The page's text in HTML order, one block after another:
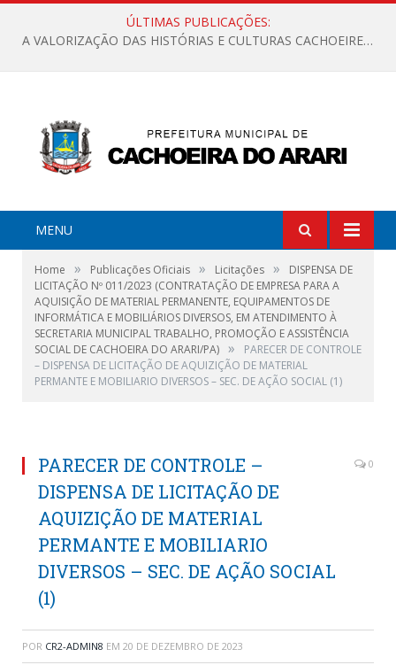
ÚLTIMAS PUBLICAÇÕES:
A VALORIZAÇÃO DAS HISTÓRIAS E CULTURAS CACHOEIRENSES
MENU
Home » Publicações Oficiais » Licitações »
DISPENSA DE
LICITAÇÃO Nº 011/2023 (CONTRATAÇÃO DE EMPRESA PARA A
AQUISIÇÃO DE MATERIAL PERMANENTE, EQUIPAMENTOS DE
INFORMÁTICA E MOBILIÁRIOS DIVERSOS, EM ATENDIMENTO À
SECRETARIA MUNICIPAL TRABALHO, PROMOÇÃO E ASSISTÊNCIA
SOCIAL DE CACHOEIRA DO ARARI/PA) »
PARECER DE CONTROLE
– DISPENSA DE LICITAÇÃO DE AQUIZIÇÃO DE MATERIAL
PERMANTE E MOBILIARIO DIVERSOS – SEC. DE AÇÃO SOCIAL (1)
PARECER DE CONTROLE –
DISPENSA DE LICITAÇÃO DE
AQUIZIÇÃO DE MATERIAL
PERMANTE E MOBILIARIO
DIVERSOS – SEC. DE AÇÃO SOCIAL
(1)
0
POR CR2-ADMIN8 EM 20 DE DEZEMBRO DE 2023